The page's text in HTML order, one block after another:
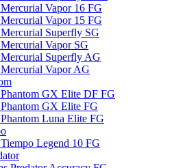
Vapor 16 FG
Vapor 15 FG
Superfly SG
Vapor SG
Superfly AG
Vapor AG
GX Elite DF FG
GX Elite FG
Luna Elite FG
Legend 10 FG